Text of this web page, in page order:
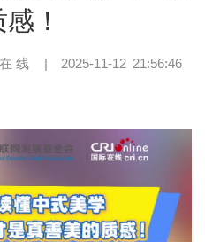
！
线 | 2025-11-12 21:56:46